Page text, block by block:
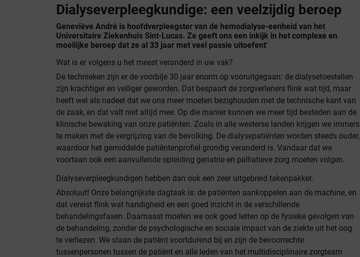
Dialyseverpleegkundige: een veelzijdig beroep
Geneviève André is hoofdverpleegster van de hemodialyse-eenheid van het
Universitaire Ziekenhuis Sint-Lucas. Ze geeft ons een inkijk in het complexe en
moeilijke beroep dat ze al 33 jaar met veel passie uitoefent'
Wat is er volgens u het meest veranderd in uw vak?
De technieken zijn er de voorbije 30 jaar enorm op vooruitgegaan: de dialysetoestellen
zijn krachtiger en veiliger geworden. Dat bespaart de zorgverleners flink wat tijd, maar
heeft wel als nadeel dat we ons meer moeten bezighouden met de technische kant van
de zaak, en dat valt niet altijd mee. Op die manier kunnen we meer tijd besteden aan de
klinische bewaking van onze patiënten. Zoals in alle westerse landen krijgen we immers
te maken met de vergrijzing van de bevolking. De dialysepatiënten worden steeds ouder,
waardoor het gemiddelde patiëntenprofiel grondig veranderd is. Vandaar dat we
voortaan ook een aanvullende opleiding geriatrie en palliatieve zorg moeten volgen.
Dialyseverpleegkundigen hebben dan ook een zeer uitgebreid takenpakket.
Absoluut! Onze belangrijkste dagtaak is: de patiënten aankoppelen aan de machine, en
dat vereist flink wat handigheid en een goed inzicht in de verschillende
behandelingsfasen. Daarnaast moeten we ook goed letten op de fysieke gevolgen van
de behandeling, zonder de psychologische en sociale impact van de ziekte uit het oog
te verliezen. We staan de patiënt voortdurend bij en zijn de bevoorrechte
tussenpersonen tussen de patiënt en alle leden van het multidisciplinaire zorgteam